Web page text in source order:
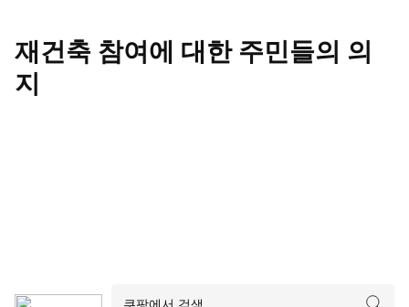
재건축 참여에 대한 주민들의 의
지